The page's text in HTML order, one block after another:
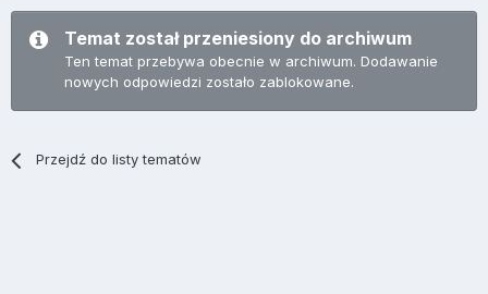
Temat został przeniesiony do archiwum
Ten temat przebywa obecnie w archiwum. Dodawanie
nowych odpowiedzi zostało zablokowane.
Przejdź do listy tematów